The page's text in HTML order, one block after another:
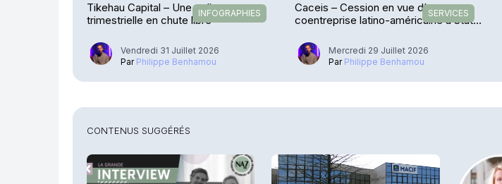
INFOGRAPHIES
Tikehau Capital – Une collecte
trimestrielle en chute libre
Vendredi 31 Juillet 2026
Par Philippe Benhamou
SERVICES
Caceis – Cession en vue d’une
coentreprise latino-américaine à State
Mercredi 29 Juillet 2026
Par Philippe Benhamou
CONTENUS SUGGÉRÉS